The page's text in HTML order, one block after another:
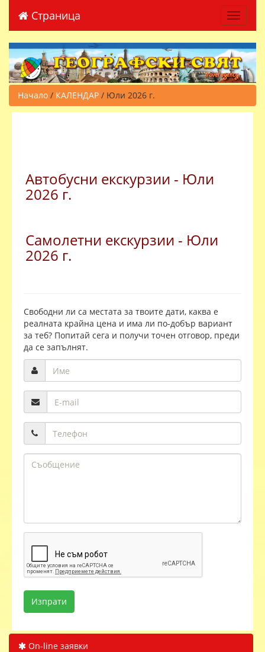
Страница Toggle
Начало / КАЛЕНДАР / Юли 2026 г.
Автобусни екскурзии - Юли
2026 г.
Самолетни екскурзии - Юли
2026 г.
Свободни ли са местата за твоите дати, каква е
реалната крайна цена и има ли по-добър вариант
за теб? Попитай сега и получи точен отговор, преди
да се запълнят.
On-line заявки